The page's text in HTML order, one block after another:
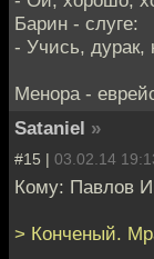
Барин - слуге:
- Учись, дурак,
Менора -
Sataniel »
#15 | 03.02.14
Кому: Павлов
> Конченый.